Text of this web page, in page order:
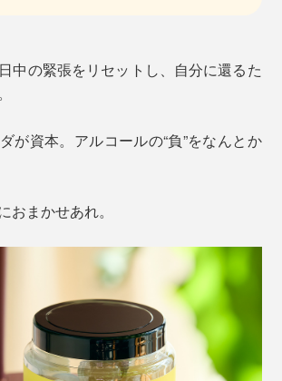
中の緊張をリセットし、自分に還るた
が資本。アルコールの“負”をなんとか
おまかせあれ。